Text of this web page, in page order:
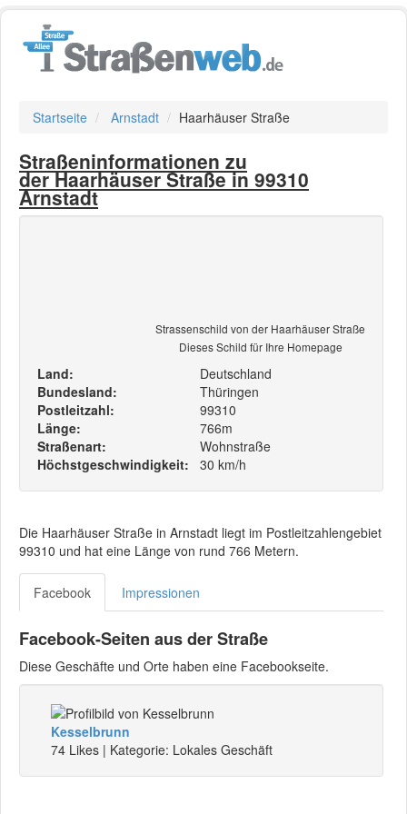
Startseite Arnstadt Haarhäuser Straße
Straßeninformationen zu
der Haarhäuser Straße in 99310
Arnstadt
Strassenschild von der Haarhäuser Straße
Dieses Schild für Ihre Homepage
Land:
Deutschland
Bundesland:
Thüringen
Postleitzahl:
99310
Länge:
766m
Straßenart:
Wohnstraße
Höchstgeschwindigkeit:
30 km/h
Die Haarhäuser Straße in Arnstadt liegt im Postleitzahlengebiet
99310 und hat eine Länge von rund 766 Metern.
Facebook Impressionen
Facebook-Seiten aus der Straße
Diese Geschäfte und Orte haben eine Facebookseite.
Kesselbrunn
74 Likes | Kategorie: Lokales Geschäft